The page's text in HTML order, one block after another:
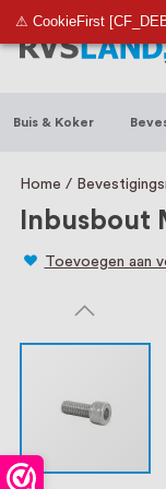
⚠ CookieFirst
RVS Land
een eigen
staat
Buis & Koker
Home
Inbusbout
Toevoegen aan